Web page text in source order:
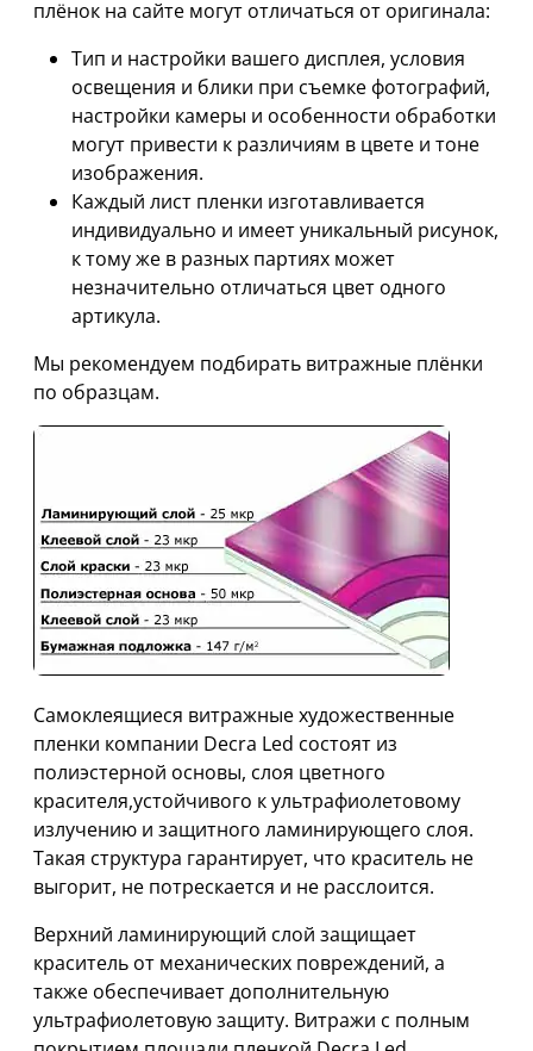
плёнок на сайте могут отличаться от оригинала:
Тип и настройки вашего дисплея, условия
освещения и блики при съемке фотографий,
настройки камеры и особенности обработки
могут привести к различиям в цвете и тоне
изображения.
Каждый лист пленки изготавливается
индивидуально и имеет уникальный рисунок,
к тому же в разных партиях может
незначительно отличаться цвет одного
артикула.
Мы рекомендуем подбирать витражные плёнки
по образцам.
Самоклеящиеся витражные художественные
пленки компании Decra Led состоят из
полиэстерной основы, слоя цветного
красителя,устойчивого к ультрафиолетовому
излучению и защитного ламинирующего слоя.
Такая структура гарантирует, что краситель не
выгорит, не потрескается и не расслоится.
Верхний ламинирующий слой защищает
краситель от механических повреждений, а
также обеспечивает дополнительную
ультрафиолетовую защиту. Витражи с полным